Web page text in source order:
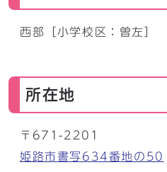
西部［小学校区：曽左］
所在地
〒671-2201
姫路市書写634番地の50